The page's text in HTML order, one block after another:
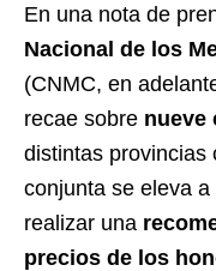
En una nota de
Nacional de los
(CNMC, en
recae sobre nueve
distintas provincias
conjunta se eleva a
realizar una
precios de los